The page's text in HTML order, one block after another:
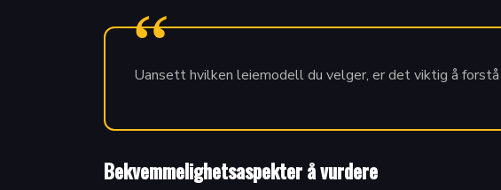
Uansett hvilken leiemodell du velger, er det viktig å
Bekvemmelighetsaspekter å vurdere